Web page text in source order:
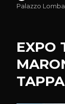
Palazzo
EXPO